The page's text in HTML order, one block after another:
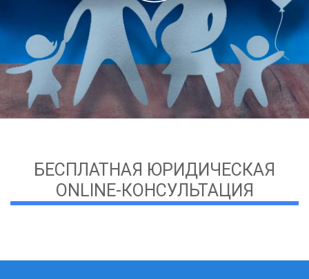
БЕСПЛАТНАЯ ЮРИДИЧЕСКАЯ
ONLINE-КОНСУЛЬТАЦИЯ